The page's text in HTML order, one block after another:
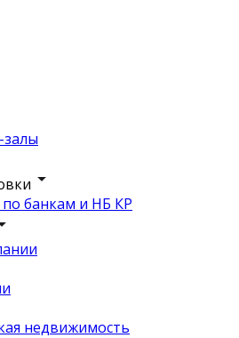
банкам и НБ КР
недвижимость